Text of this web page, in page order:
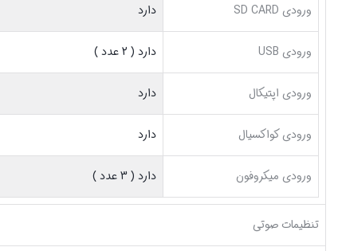
ورودی SD CARD دارد
ورودی USB دارد ( 2 عدد )
ورودی اپتیکال دارد
ورودی کواکسیال دارد
ورودی میکروفون دارد ( 3 عدد )
تنظیمات صوتی